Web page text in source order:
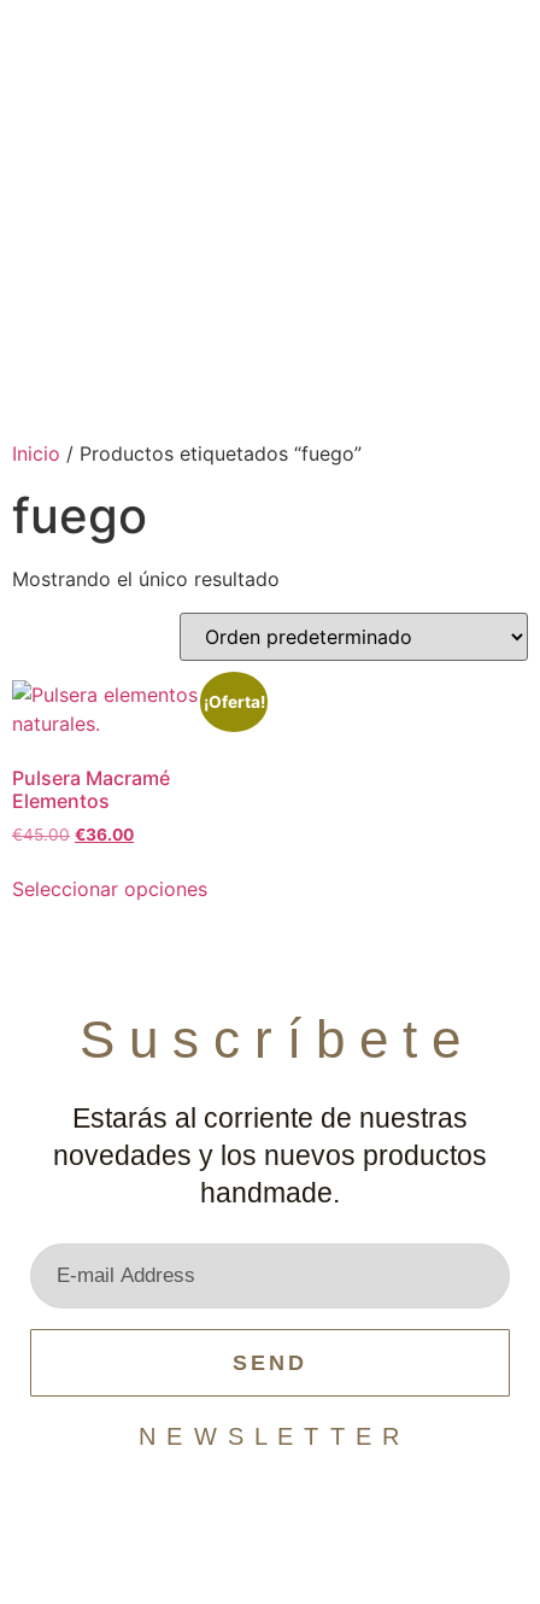
Inicio / Productos etiquetados “fuego”
fuego
Mostrando el único resultado
¡Oferta!
Pulsera Macramé
Elementos
€45.00 €36.00
Seleccionar opciones
S u s c r í b e t e
Estarás al corriente de nuestras
novedades y los nuevos productos
handmade.
SEND
N E W S L E T T E R